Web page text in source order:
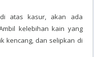
atas kasur, akan ada
kelebihan kain yang
kencang, dan selipkan di